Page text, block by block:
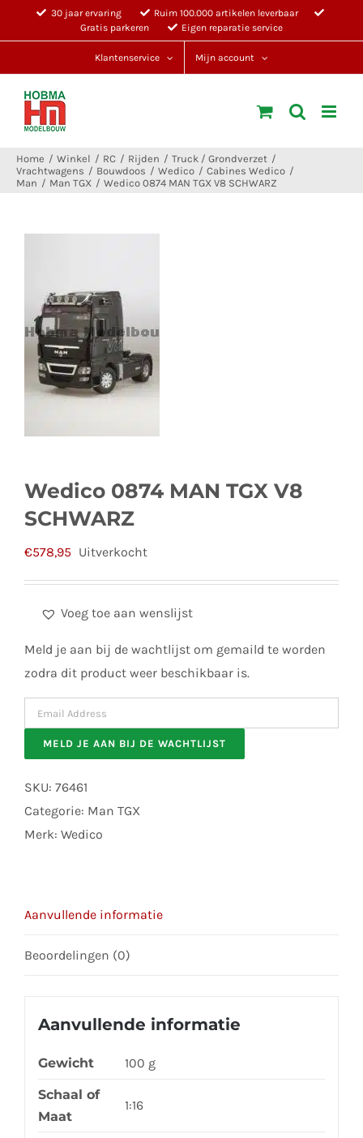
30 jaar ervaring
Ruim 100.000 artikelen leverbaar
Gratis parkeren
Eigen reparatie service
Klantenservice Mijn account
Home Winkel RC Rijden
Truck / Grondverzet
Vrachtwagens
Bouwdoos Wedico
Cabines Wedico
Man
Man TGX Wedico 0874 MAN TGX V8 SCHWARZ
Wedico 0874 MAN TGX V8
SCHWARZ
€578,95 Uitverkocht
Voeg toe aan wenslijst
Meld je aan bij de wachtlijst om gemaild te worden
zodra dit product weer beschikbaar is.
Enter
your
email
address
to
this
MELD JE AAN BIJ DE WACHTLIJST
SKU: 76461
Categorie: Man TGX
Merk: Wedico
Aanvullende informatie
Beoordelingen (0)
Aanvullende informatie
Gewicht 100 g
Schaal of
Maat
1:16